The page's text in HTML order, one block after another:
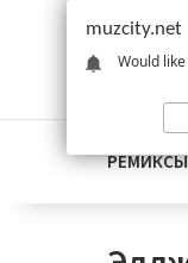
РЕМИКСЫ
muzcity.net
Would